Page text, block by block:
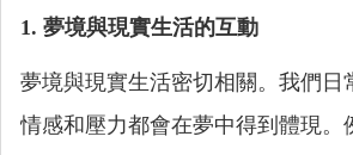
1. 夢境與現實生活的互動
夢境與現實生活密切相關。我們日
情感和壓力都會在夢中得到體現。